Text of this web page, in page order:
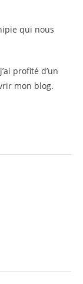
qui nous
profité d’un
mon blog.